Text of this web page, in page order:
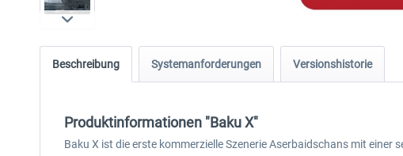
Beschreibung Systemanforderungen Versionshistorie
Produktinformationen "Baku X"
Baku X ist die erste kommerzielle Szenerie Aserbaidschans mit